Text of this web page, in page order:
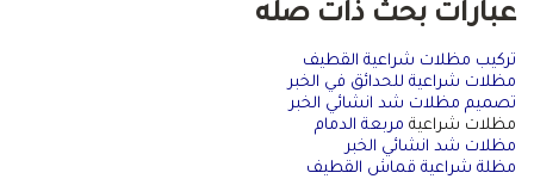
عبارات بحث ذات صله
تركيب مظلات شراعية القطيف
مظلات شراعية للحدائق في الخبر
تصميم مظلات شد انشائي الخبر
مظلات شراعية مربعة الدمام
مظلات شد انشائي الخبر
مظلة شراعية قماش القطيف